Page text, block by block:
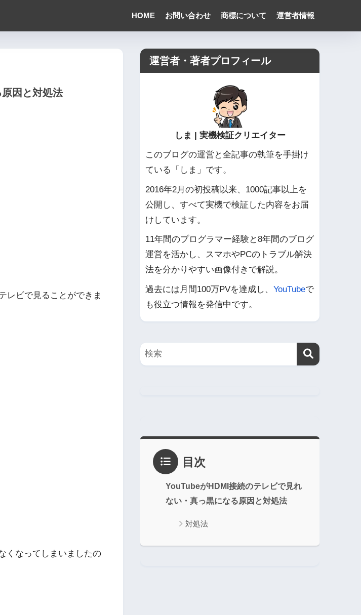
HOME お問い合わせ 商標について 運営者情報
因と対処法
レビで見ることができま
くなってしまいましたの
運営者・著者プロフィール
しま | 実機検証クリエイター
このブログの運営と全記事の執筆を手掛け
ている「しま」です。
2016年2月の初投稿以来、1000記事以上を
公開し、すべて実機で検証した内容をお届
けしています。
11年間のプログラマー経験と8年間のブログ
運営を活かし、スマホやPCのトラブル解決
法を分かりやすい画像付きで解説。
過去には月間100万PVを達成し、 YouTubeで
も役立つ情報を発信中です。
目次
YouTubeがHDMI接続のテレビで見れ
ない・真っ黒になる原因と対処法
対処法